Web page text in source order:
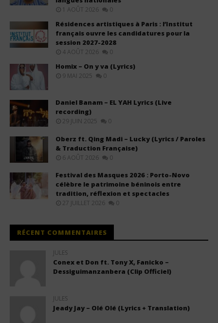
1 AOÛT 2026 0
Résidences artistiques à Paris : l’Institut
français ouvre les candidatures pour la
session 2027-2028
4 AOÛT 2026 0
Homix – On y va (Lyrics)
9 MAI 2025 0
Daniel Banam – EL YAH Lyrics (Live
recording)
29 JUIN 2025 0
Oberz ft. Qing Madi – Lucky (Lyrics / Paroles
& Traduction Française)
6 AOÛT 2026 0
Festival des Masques 2026 : Porto-Novo
célèbre le patrimoine béninois entre
tradition, réflexion et spectacles
27 JUILLET 2026 0
RÉCENT COMMENTAIRES
JULES
Conex et Don ft. Tony X, Fanicko –
Dessiguimanzanbera (Clip Officiel)
JULES
Jeady Jay – Olé Olé (Lyrics + Translation)